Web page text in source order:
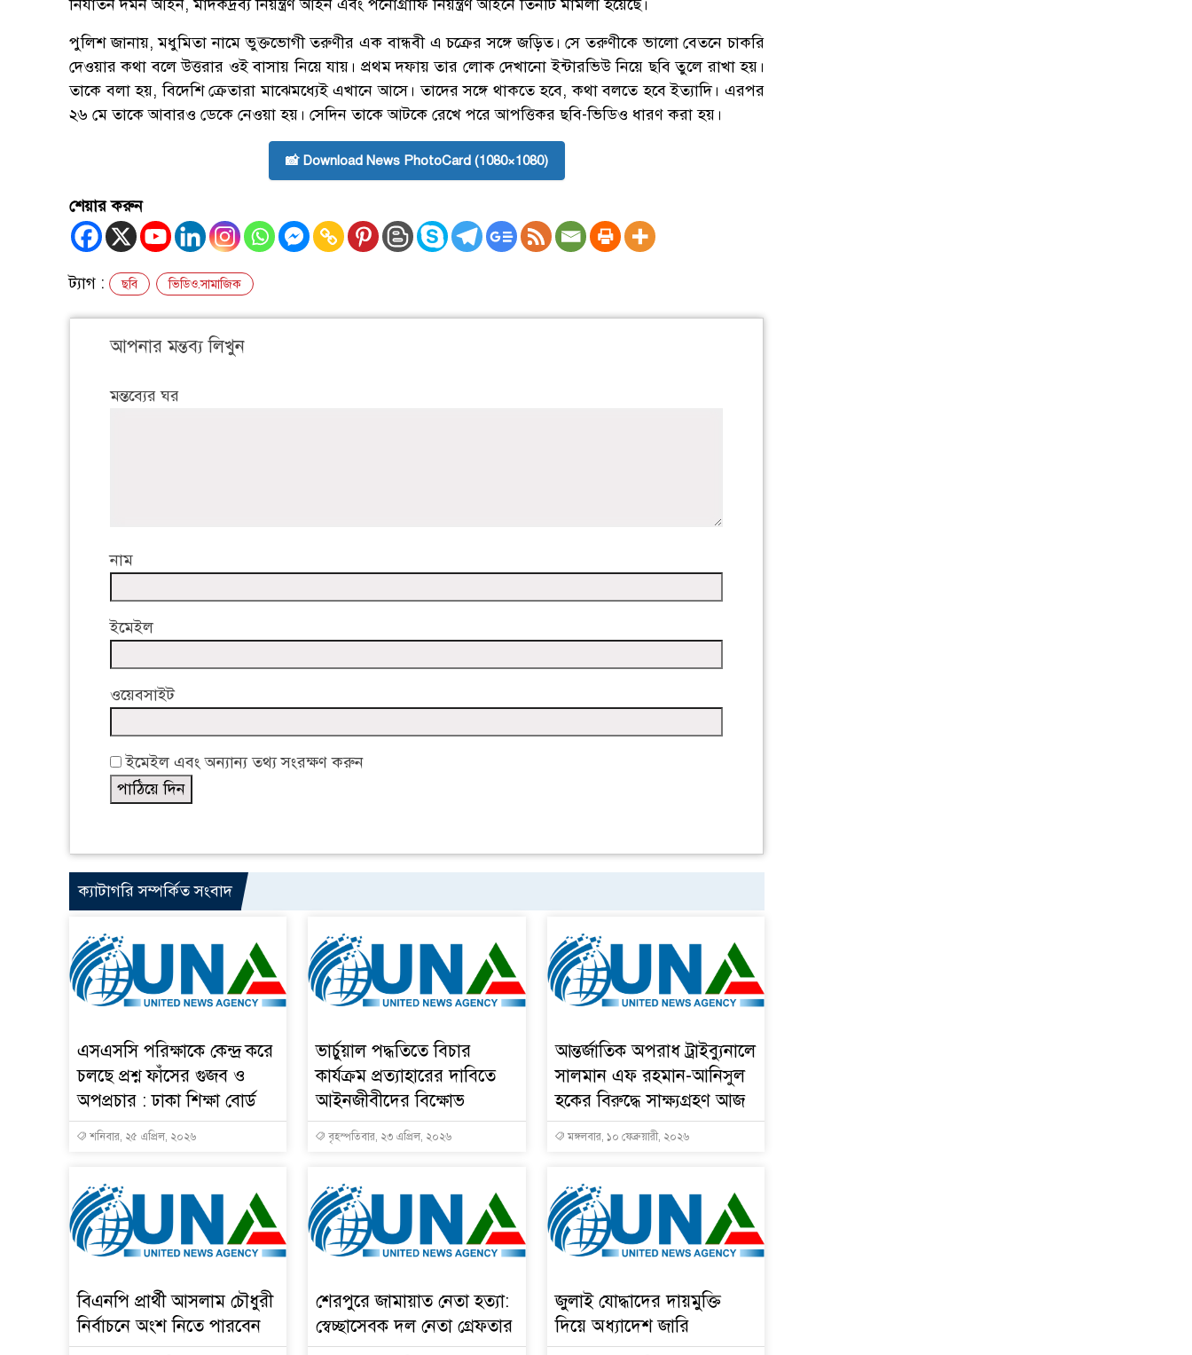
নির্যাতন দমন আইন, মাদকদ্রব্য নিয়ন্ত্রণ আইন এবং পর্নোগ্রাফি নিয়ন্ত্রণ আইনে তিনটি মামলা হয়েছে।
পুলিশ জানায়, মধুমিতা নামে ভুক্তভোগী তরুণীর এক বান্ধবী এ চক্রের সঙ্গে জড়িত। সে তরুণীকে ভালো বেতনে চাকরি
দেওয়ার কথা বলে উত্তরার ওই বাসায় নিয়ে যায়। প্রথম দফায় তার লোক দেখানো ইন্টারভিউ নিয়ে ছবি তুলে রাখা হয়।
তাকে বলা হয়, বিদেশি ক্রেতারা মাঝেমধ্যেই এখানে আসে। তাদের সঙ্গে থাকতে হবে, কথা বলতে হবে ইত্যাদি। এরপর
২৬ মে তাকে আবারও ডেকে নেওয়া হয়। সেদিন তাকে আটকে রেখে পরে আপত্তিকর ছবি-ভিডিও ধারণ করা হয়।
📸 Download News PhotoCard (1080×1080)
শেয়ার করুন
ট্যাগ : ছবি ভিডিও.সামাজিক
আপনার মন্তব্য লিখুন
মন্তব্যের ঘর
নাম
ইমেইল
ওয়েবসাইট
ইমেইল এবং অন্যান্য তথ্য সংরক্ষণ করুন
ক্যাটাগরি সম্পর্কিত সংবাদ
এসএসসি পরিক্ষাকে কেন্দ্র করে
চলছে প্রশ্ন ফাঁসের গুজব ও
অপপ্রচার : ঢাকা শিক্ষা বোর্ড
শনিবার, ২৫ এপ্রিল, ২০২৬
ভার্চুয়াল পদ্ধতিতে বিচার
কার্যক্রম প্রত্যাহারের দাবিতে
আইনজীবীদের বিক্ষোভ
বৃহস্পতিবার, ২৩ এপ্রিল, ২০২৬
আন্তর্জাতিক অপরাধ ট্রাইব্যুনালে
সালমান এফ রহমান-আনিসুল
হকের বিরুদ্ধে সাক্ষ্যগ্রহণ আজ
মঙ্গলবার, ১০ ফেব্রুয়ারী, ২০২৬
বিএনপি প্রার্থী আসলাম চৌধুরী
নির্বাচনে অংশ নিতে পারবেন
শেরপুরে জামায়াত নেতা হত্যা:
স্বেচ্ছাসেবক দল নেতা গ্রেফতার
জুলাই যোদ্ধাদের দায়মুক্তি
দিয়ে অধ্যাদেশ জারি